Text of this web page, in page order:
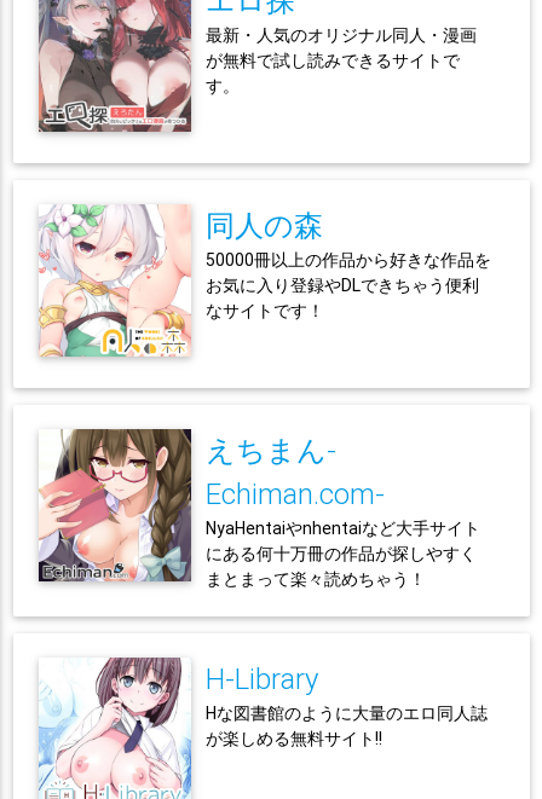
最新・人気のオリジナル同人・漫画
が無料で試し読みできるサイトで
す。
同人の森
50000冊以上の作品から好きな作品を
お気に入り登録やDLできちゃう便利
なサイトです！
えちまん-
Echiman.com-
NyaHentaiやnhentaiなど大手サイト
にある何十万冊の作品が探しやすく
まとまって楽々読めちゃう！
H-Library
Hな図書館のように大量のエロ同人誌
が楽しめる無料サイト!!